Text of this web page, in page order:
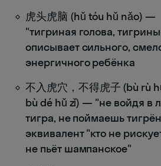
虎头虎脑 (hǔ tóu hǔ nǎo) —
"тигриная голова,
описывает сильного,
энергичного ребёнка
不入虎穴，不得虎子 (bù rù
bù dé hǔ zǐ) — "не войдя в
тигра, не поймаешь
эквивалент "кто не
не пьёт шампанское"